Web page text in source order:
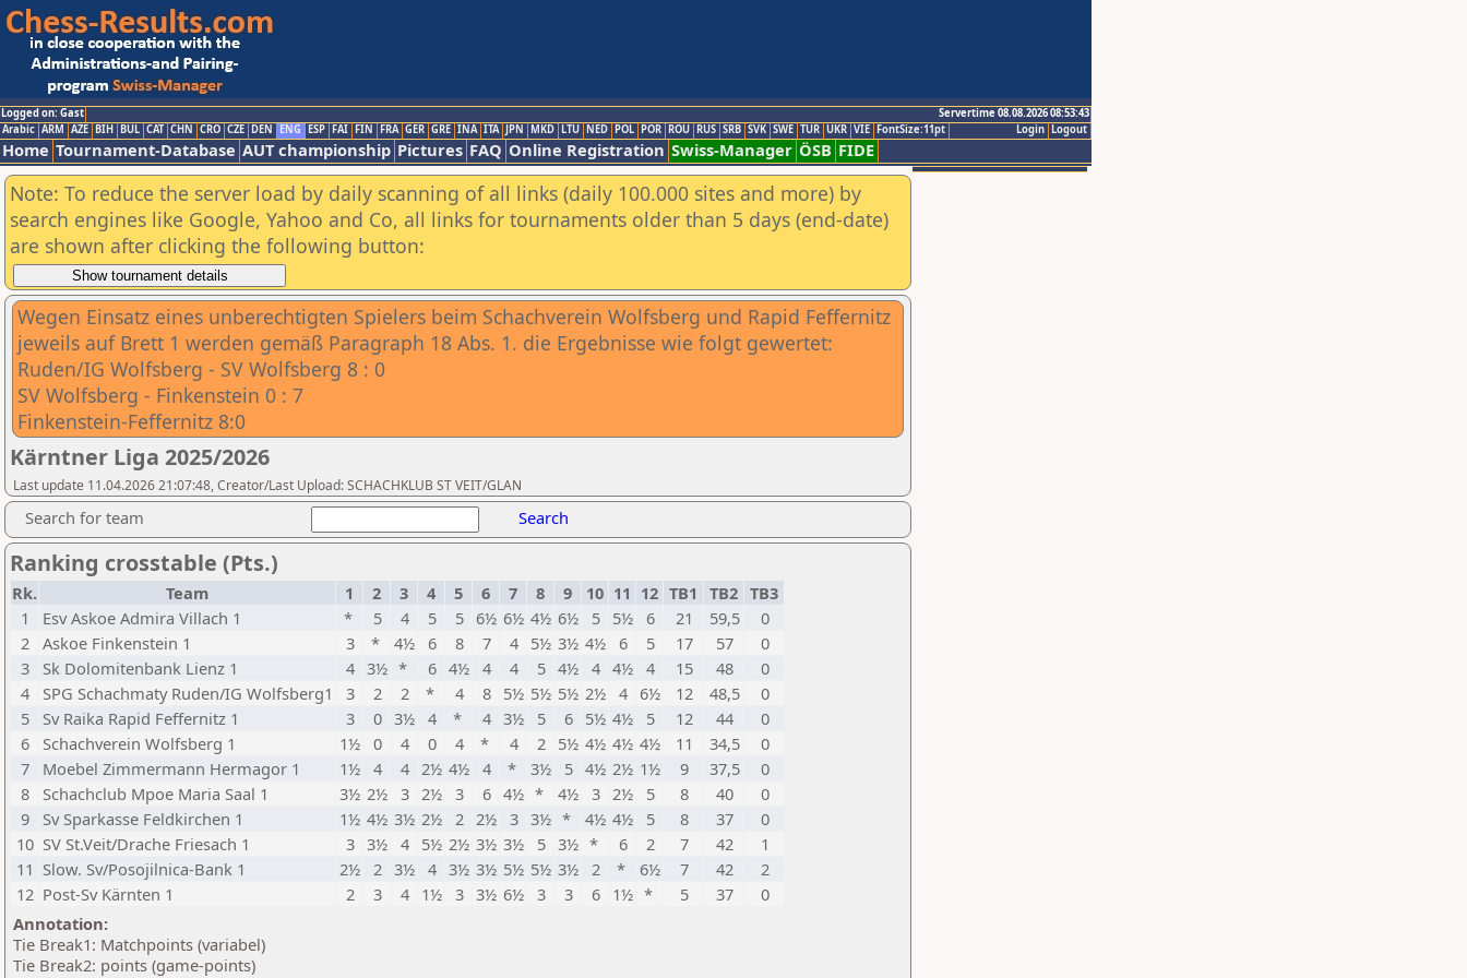
Logged on: Gast
Servertime 08.08.2026 08:53:43
Logout
Login
Arabic ARM AZE BIH BUL CAT CHN CRO CZE DEN ENG ESP FAI FIN FRA GER GRE INA ITA JPN MKD LTU NED POL POR ROU RUS SRB SVK SWE TUR UKR VIE FontSize:11pt
Home Tournament-Database AUT championship Pictures FAQ Online Registration Swiss-Manager ÖSB FIDE
Note: To reduce the server load by daily scanning of all links (daily 100.000 sites and more) by
search engines like Google, Yahoo and Co, all links for tournaments older than 5 days (end-date)
are shown after clicking the following button:
Wegen Einsatz eines unberechtigten Spielers beim Schachverein Wolfsberg und Rapid Feffernitz
jeweils auf Brett 1 werden gemäß Paragraph 18 Abs. 1. die Ergebnisse wie folgt gewertet:
Ruden/IG Wolfsberg - SV Wolfsberg 8 : 0
SV Wolfsberg - Finkenstein 0 : 7
Finkenstein-Feffernitz 8:0
Kärntner Liga 2025/2026
Last update 11.04.2026 21:07:48, Creator/Last Upload: SCHACHKLUB ST VEIT/GLAN
Search for team Search
Ranking crosstable (Pts.)
Rk. Team 1 2 3 4 5 6 7 8 9 10 11 12 TB1 TB2 TB3
1
Esv Askoe Admira Villach 1 * 5 4 5 5 6½ 6½ 4½ 6½ 5 5½ 6 21 59,5
0
2 Askoe Finkenstein 1 3 * 4½ 6 8 7 4 5½ 3½ 4½ 6 5 17 57
0
3
Sk Dolomitenbank Lienz 1 4 3½ * 6 4½ 4 4 5 4½ 4 4½ 4 15 48
0
4
SPG Schachmaty Ruden/IG Wolfsberg1 3 2 2 * 4 8 5½ 5½ 5½ 2½ 4 6½ 12 48,5
0
5
Sv Raika Rapid Feffernitz 1 3 0 3½ 4 * 4 3½ 5 6 5½ 4½ 5 12 44
0
6
Schachverein Wolfsberg 1 1½ 0 4 0 4 * 4 2 5½ 4½ 4½ 4½ 11 34,5
0
7
Moebel Zimmermann Hermagor 1 1½ 4 4 2½ 4½ 4 * 3½ 5 4½ 2½ 1½ 9 37,5
0
8
Schachclub Mpoe Maria Saal 1 3½ 2½ 3 2½ 3 6 4½ * 4½ 3 2½ 5 8 40
0
9
Sv Sparkasse Feldkirchen 1 1½ 4½ 3½ 2½ 2 2½ 3 3½ * 4½ 4½ 5 8 37
0
10 SV St.Veit/Drache Friesach 1 3 3½ 4 5½ 2½ 3½ 3½ 5 3½ * 6 2 7 42
1
11 Slow. Sv/Posojilnica-Bank 1 2½ 2 3½ 4 3½ 3½ 5½ 5½ 3½ 2 * 6½ 7 42
2
12 Post-Sv Kärnten 1 2 3 4 1½ 3 3½ 6½ 3 3 6 1½ * 5 37
0
Annotation:
Tie Break1: Matchpoints (variabel)
Tie Break2: points (game-points)